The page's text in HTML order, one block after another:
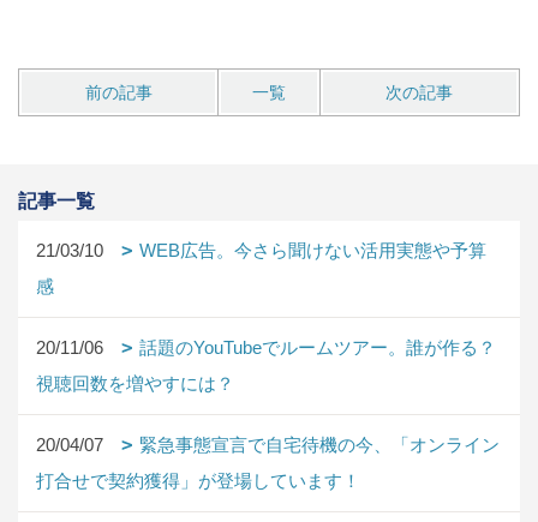
前の記事 一覧 次の記事
記事一覧
21/03/10
WEB広告。今さら聞けない活用実態や予算
感
20/11/06
話題のYouTubeでルームツアー。誰が作る？
視聴回数を増やすには？
20/04/07
緊急事態宣言で自宅待機の今、「オンライン
打合せで契約獲得」が登場しています！